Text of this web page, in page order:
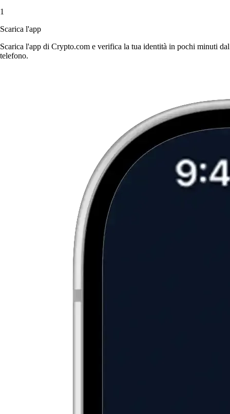
1
Scarica l'app
Scarica l'app di Crypto.com e verifica la tua identità in pochi minuti dal
telefono.